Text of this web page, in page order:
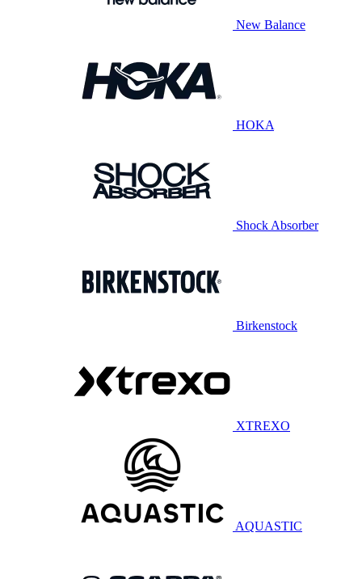
New Balance
HOKA
Shock Absorber
Birkenstock
XTREXO
AQUASTIC